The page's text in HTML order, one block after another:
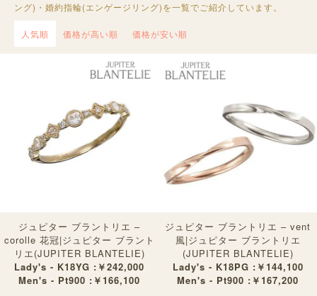
ング)・婚約指輪(エンゲージリング)を一覧でご紹介しています。
人気順 価格が高い順 価格が安い順
ジュピター ブラントリエ –
corolle 花冠|ジュピター ブラント
リエ(JUPITER BLANTELIE)
Lady's - K18YG :￥242,000
Men's - Pt900 :￥166,100
ジュピター ブラントリエ – vent
風|ジュピター ブラントリエ
(JUPITER BLANTELIE)
Lady's - K18PG :￥144,100
Men's - Pt900 :￥167,200